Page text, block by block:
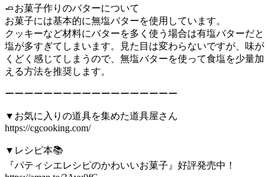
🧈お菓子作りのバターについて
お菓子には基本的に無塩バターを使用しています。
クッキーなど材料にバターを多く使う場合は有塩バターだと
塩が多すぎてしまいます。見た目は変わらないですが、味が
くどく感じてしまうので、無塩バターを使って食塩を少量加
える方法を推奨します。
ーーーーーーーーーーーーーーーーーー
▼お気に入りの道具を集めた道具屋さん
https://cgcooking.com/
▼レシピ本📚
『パティシエレシピのかわいいお菓子』好評発売中！